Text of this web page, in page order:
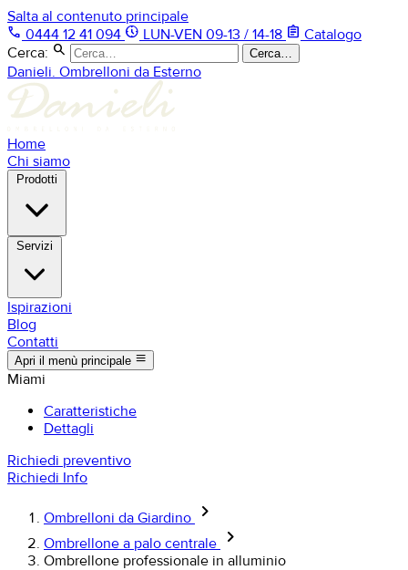
Salta al contenuto principale
phone 0444 12 41 094 nest_clock_farsight_analog LUN-VEN 09-13 / 14-18 assignment Catalogo
Cerca: search Cerca…
Danieli. Ombrelloni da Esterno
Home
Chi siamo
Prodotti
Servizi
Ispirazioni
Blog
Contatti
Apri il menù principale menu
Miami
Caratteristiche
Dettagli
Richiedi preventivo
Richiedi Info
Ombrelloni da Giardino keyboard_arrow_right
Ombrellone a palo centrale keyboard_arrow_right
Ombrellone professionale in alluminio